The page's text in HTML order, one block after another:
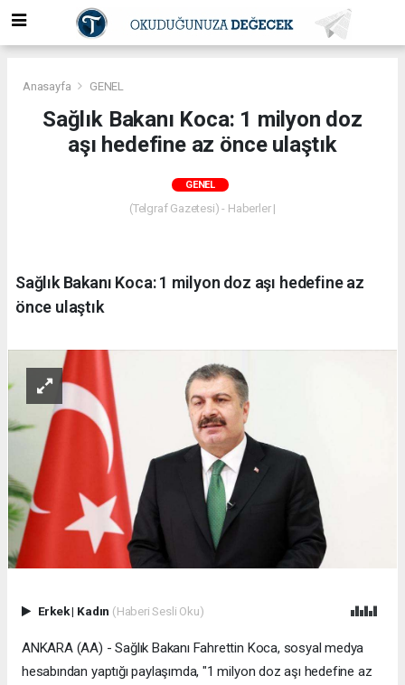
Anasayfa GENEL
Sağlık Bakanı Koca: 1 milyon doz
aşı hedefine az önce ulaştık
GENEL
(Telgraf Gazetesi) - Haberler |
Sağlık Bakanı Koca: 1 milyon doz aşı hedefine az
önce ulaştık
Erkek| Kadın (Haberi Sesli Oku)
ANKARA (AA) - Sağlık Bakanı Fahrettin Koca, sosyal medya
hesabından yaptığı paylaşımda, "1 milyon doz aşı hedefine az